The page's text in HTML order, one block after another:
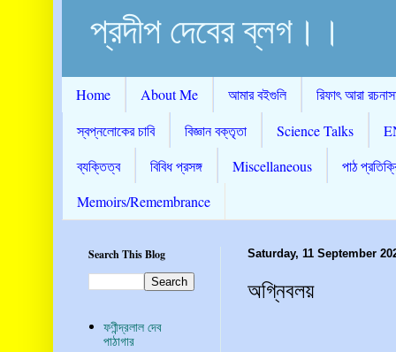
প্রদীপ দেবের ব্লগ।।
Home About Me আমার বইগুলি
রিফাৎ আরা
স্বপ্নলোকের চাবি
বিজ্ঞান বক্তৃতা Science Talks
ব্যক্তিত্ব
বিবিধ প্রসঙ্গ Miscellaneous
পাঠ
Memoirs/Remembrance
Saturday, 11 September
অগ্নিবলয়
Search This Blog
ফণীন্দ্রলাল দেব
পাঠাগার